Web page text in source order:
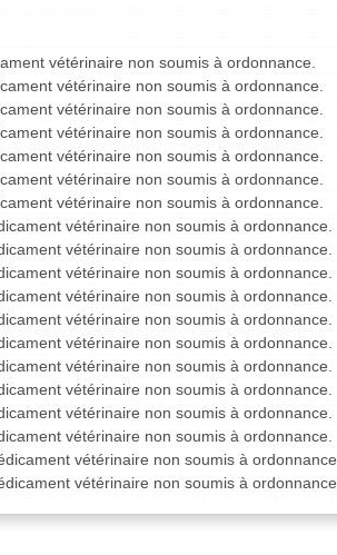
vétérinaire non soumis à ordonnance.
vétérinaire non soumis à ordonnance.
vétérinaire non soumis à ordonnance.
vétérinaire non soumis à ordonnance.
vétérinaire non soumis à ordonnance.
vétérinaire non soumis à ordonnance.
vétérinaire non soumis à ordonnance.
vétérinaire non soumis à ordonnance.
vétérinaire non soumis à ordonnance.
vétérinaire non soumis à ordonnance.
vétérinaire non soumis à ordonnance.
vétérinaire non soumis à ordonnance.
vétérinaire non soumis à ordonnance.
vétérinaire non soumis à ordonnance.
vétérinaire non soumis à ordonnance.
vétérinaire non soumis à ordonnance.
vétérinaire non soumis à ordonnance.
vétérinaire non soumis à ordonnance.
vétérinaire non soumis à ordonnance.